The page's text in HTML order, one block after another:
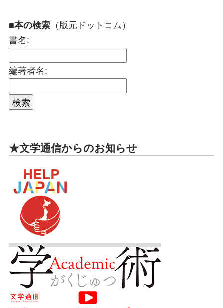
■本の検索 （版元ドットコム）
書名:
編著者名:
★文学通信からのお知らせ